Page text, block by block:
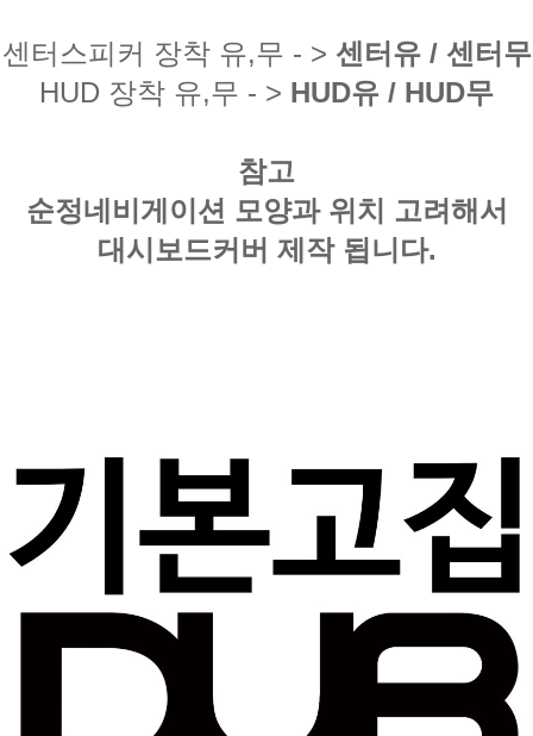
센터스피커 장착 유,무 - > 센터유 / 센터무
HUD 장착 유,무 - > HUD유 / HUD무
참고
순정네비게이션 모양과 위치 고려해서
대시보드커버 제작 됩니다.